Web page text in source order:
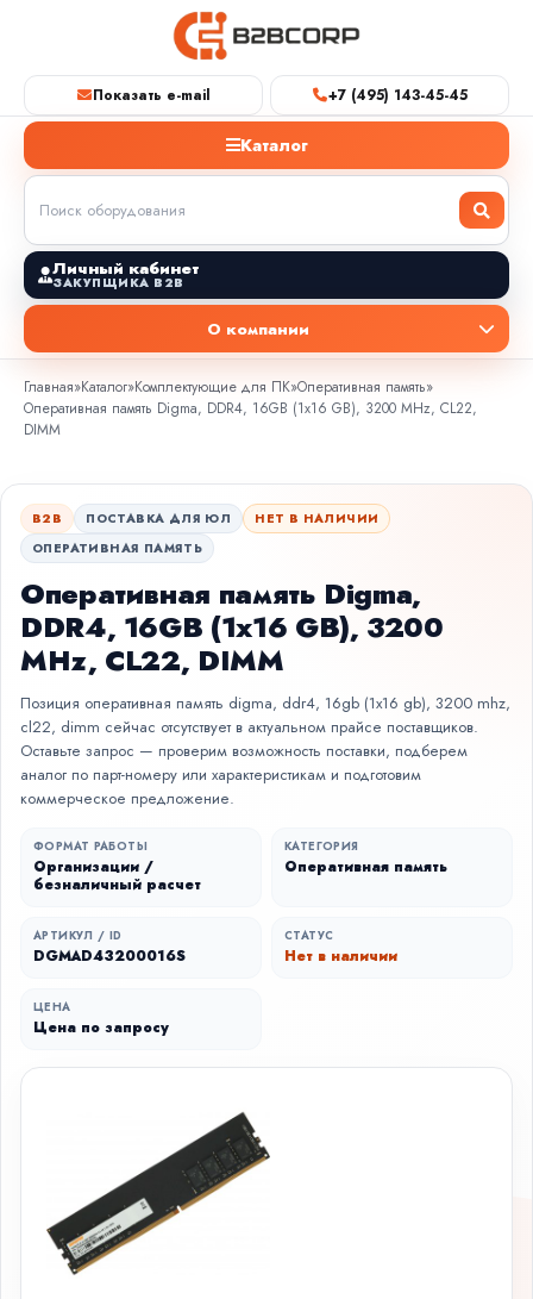
Показать e-mail +7 (495) 143-45-45
Каталог
Личный кабинет
ЗАКУПЩИКА B2B
О компании
Главная»Каталог»Комплектующие для ПК»Оперативная память»
Оперативная память Digma, DDR4, 16GB (1x16 GB), 3200 MHz, CL22,
DIMM
B2B ПОСТАВКА ДЛЯ ЮЛ
НЕТ В НАЛИЧИИ
ОПЕРАТИВНАЯ ПАМЯТЬ
Оперативная память Digma,
DDR4, 16GB (1x16 GB), 3200
MHz, CL22, DIMM
Позиция оперативная память digma, ddr4, 16gb (1x16 gb), 3200 mhz,
cl22, dimm сейчас отсутствует в актуальном прайсе поставщиков.
Оставьте запрос — проверим возможность поставки, подберем
аналог по парт-номеру или характеристикам и подготовим
коммерческое предложение.
ФОРМАТ РАБОТЫ
Организации /
безналичный расчет
КАТЕГОРИЯ
Оперативная память
АРТИКУЛ / ID
DGMAD43200016S
СТАТУС
Нет в наличии
ЦЕНА
Цена по запросу